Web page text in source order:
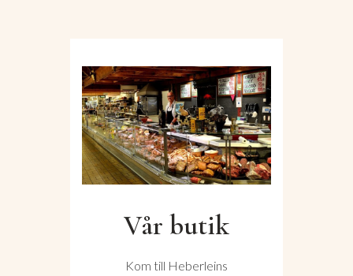
Vår butik
Kom till Heberleins